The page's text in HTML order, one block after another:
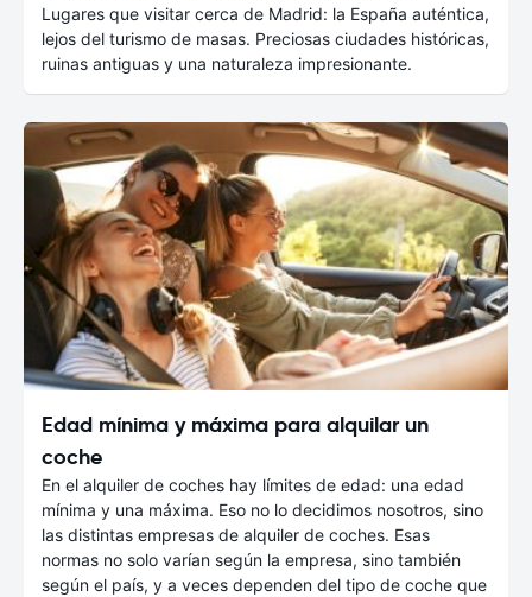
Lugares que visitar cerca de Madrid: la España auténtica,
lejos del turismo de masas. Preciosas ciudades históricas,
ruinas antiguas y una naturaleza impresionante.
Edad mínima y máxima para alquilar un
coche
En el alquiler de coches hay límites de edad: una edad
mínima y una máxima. Eso no lo decidimos nosotros, sino
las distintas empresas de alquiler de coches. Esas
normas no solo varían según la empresa, sino también
según el país, y a veces dependen del tipo de coche que